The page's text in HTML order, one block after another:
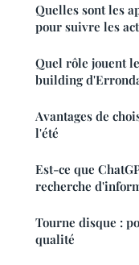
Quelles sont les
pour suivre les
Quel rôle jouent
building
Avantages de
l'été
Est-ce que
recherche
Tourne disque :
qualité